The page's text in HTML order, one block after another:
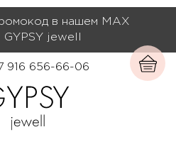
в нашем МАХ
GYPSY jewell
916 656-66-06